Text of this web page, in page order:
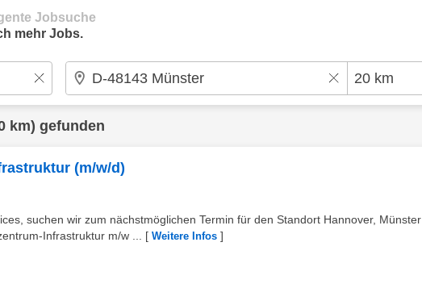
Jobsuche
mehr Jobs.
km) gefunden
(m/w/d)
suchen wir zum nächstmöglichen Termin für den Standort Hannover, Münster
Infrastruktur m/w ...
[ Weitere Infos ]